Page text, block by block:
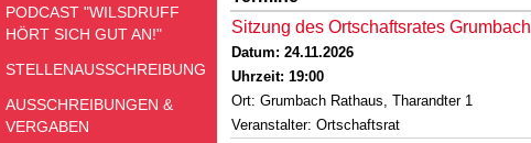
PODCAST "WILSDRUFF
HÖRT SICH GUT AN!"
STELLENAUSSCHREIBUNG
AUSSCHREIBUNGEN &
VERGABEN
Sitzung des Ortschaftsrates Grumbach
Datum: 24.11.2026
Uhrzeit: 19:00
Ort: Grumbach Rathaus, Tharandter 1
Veranstalter: Ortschaftsrat